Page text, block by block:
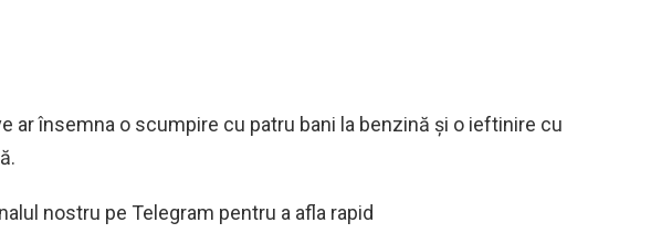
ar însemna o scumpire cu patru bani la benzină și o ieftinire cu
nostru pe Telegram pentru a afla rapid